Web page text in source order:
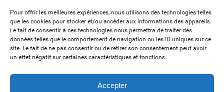
Pour offrir les meilleures expériences, nous utilisons des technologies telles
que les cookies pour stocker et/ou accéder aux informations des appareils.
Le fait de consentir à ces technologies nous permettra de traiter des
données telles que le comportement de navigation ou les ID uniques sur ce
site. Le fait de ne pas consentir ou de retirer son consentement peut avoir
un effet négatif sur certaines caractéristiques et fonctions.
Accepter
1, 2, 3... Buzzez !
Découvrez nos kits communication